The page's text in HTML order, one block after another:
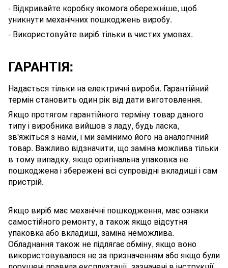
- Відкривайте коробку якомога обережніше, щоб
уникнути механічних пошкоджень виробу.
- Використовуйте виріб тільки в чистих умовах.
ГАРАНТІЯ:
Надається тільки на електричні вироби. Гарантійний
термін становить один рік від дати виготовлення.
Якщо протягом гарантійного терміну товар даного
типу і виробника вийшов з ладу, будь ласка,
зв'яжіться з нами, і ми замінимо його на аналогічний
товар. Важливо відзначити, що заміна можлива тільки
в тому випадку, якщо оригінальна упаковка не
пошкоджена і збережені всі супровідні вкладиші і сам
пристрій.
Якщо виріб має механічні пошкодження, має ознаки
самостійного ремонту, а також якщо відсутня
упаковка або вкладиші, заміна неможлива.
Обладнання також не підлягає обміну, якщо воно
використовувалося не за призначенням або якщо були